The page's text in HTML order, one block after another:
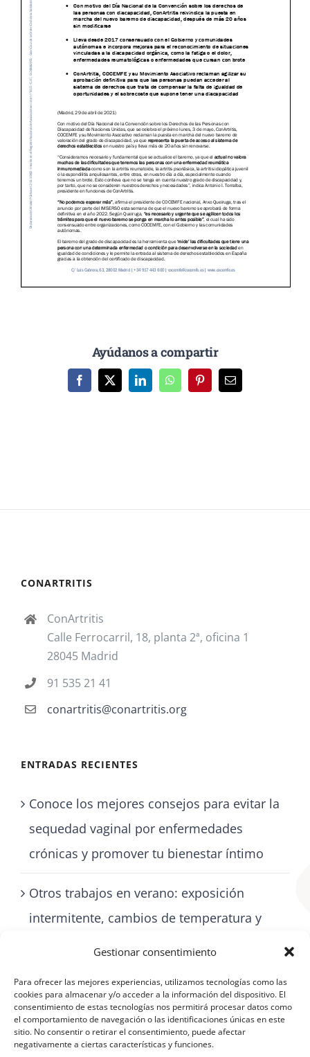
Gestionar consentimiento
Para ofrecer las mejores experiencias, utilizamos tecnologías como las
cookies para almacenar y/o acceder a la información del dispositivo. El
consentimiento de estas tecnologías nos permitirá procesar datos como
el comportamiento de navegación o las identificaciones únicas en este
sitio. No consentir o retirar el consentimiento, puede afectar
negativamente a ciertas características y funciones.
Ayúdanos a compartir
Facebook
X LinkedInWhatsAppPinterestCorreo
CONARTRITIS
ConArtritis
Calle Ferrocarril, 18, planta 2ª, oficina 1
28045 Madrid
91 535 21 41
conartritis@conartritis.org
ENTRADAS RECIENTES
Conoce los mejores consejos para evitar la
sequedad vaginal por enfermedades
crónicas y promover tu bienestar íntimo
Otros trabajos en verano: exposición
intermitente, cambios de temperatura y